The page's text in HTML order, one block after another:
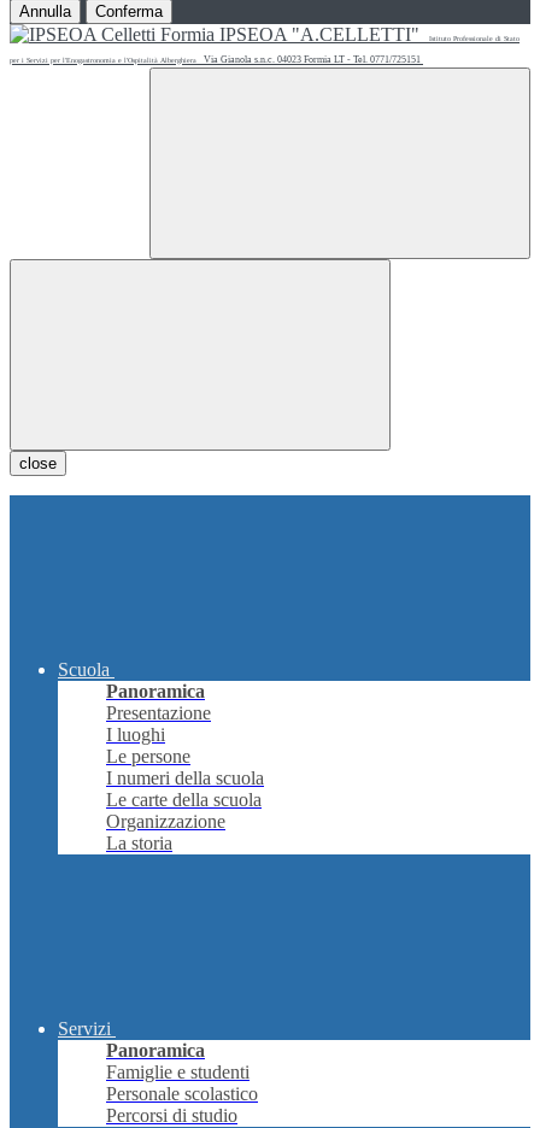
Annulla Conferma
IPSEOA "A.CELLETTI" Istituto Professionale di Stato
per i Servizi per l'Enogastronomia e l'Ospitalità Alberghiera Via Gianola s.n.c. 04023 Formia LT - Tel. 0771/725151
close
Scuola
Panoramica
Presentazione
I luoghi
Le persone
I numeri della scuola
Le carte della scuola
Organizzazione
La storia
Servizi
Panoramica
Famiglie e studenti
Personale scolastico
Percorsi di studio